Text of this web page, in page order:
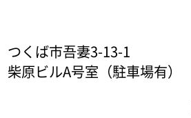
つくば市吾妻3-13-1
柴原ビルA号室（駐車場有）